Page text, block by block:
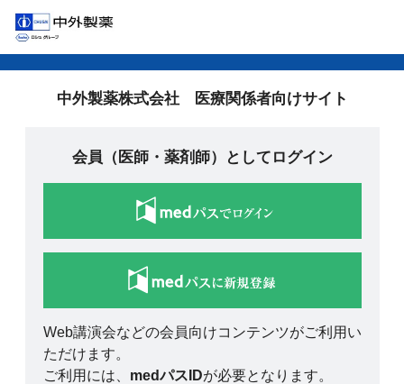
中外製薬株式会社 医療関係者向けサイト
会員（医師・薬剤師）としてログイン
Web講演会などの会員向けコンテンツがご利用い
ただけます。
ご利用には、 medパスIDが必要となります。